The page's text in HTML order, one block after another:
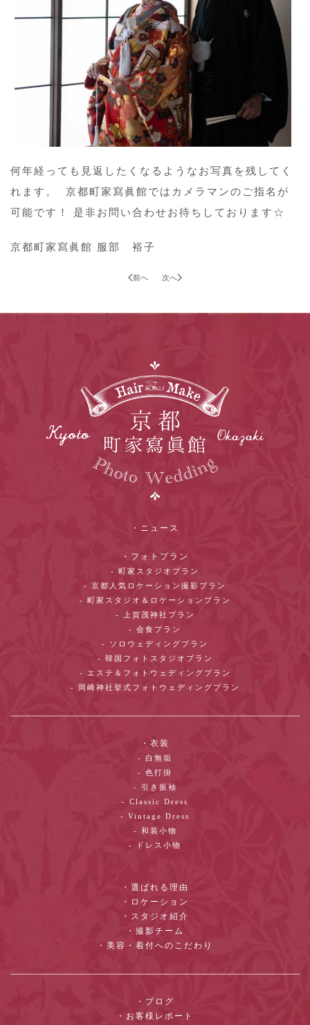
何年経っても見返したくなるようなお写真を残してく
れます。 京都町家寫眞館ではカメラマンのご指名が
可能です！ 是非お問い合わせお待ちしております☆
京都町家寫眞館 服部 裕子
前へ 次へ
・ニュース
・フォトプラン
- 町家スタジオプラン
- 京都人気ロケーション撮影プラン
- 町家スタジオ＆ロケーションプラン
- 上賀茂神社プラン
- 会食プラン
- ソロウェディングプラン
- 韓国フォトスタジオプラン
- エステ＆フォトウェディングプラン
- 岡崎神社挙式フォトウェディングプラン
・衣装
- 白無垢
- 色打掛
- 引き振袖
- Classic Dress
- Vintage Dress
- 和装小物
- ドレス小物
・選ばれる理由
・ロケーション
・スタジオ紹介
・撮影チーム
・美容・着付へのこだわり
・ブログ
・お客様レポート